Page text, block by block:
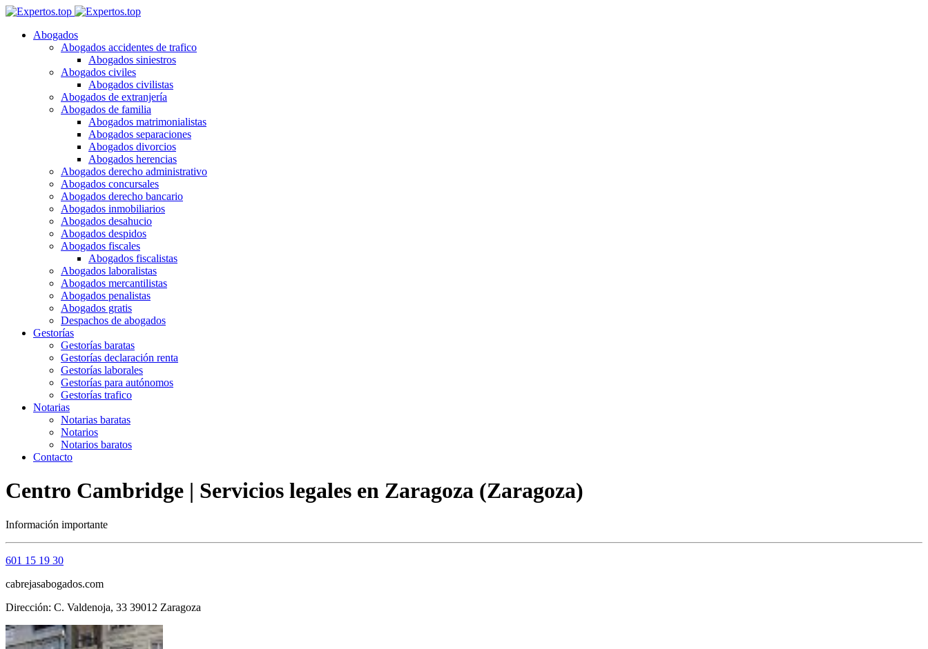
Abogados
Abogados accidentes de trafico
Abogados siniestros
Abogados civiles
Abogados civilistas
Abogados de extranjería
Abogados de familia
Abogados matrimonialistas
Abogados separaciones
Abogados divorcios
Abogados herencias
Abogados derecho administrativo
Abogados concursales
Abogados derecho bancario
Abogados inmobiliarios
Abogados desahucio
Abogados despidos
Abogados fiscales
Abogados fiscalistas
Abogados laboralistas
Abogados mercantilistas
Abogados penalistas
Abogados gratis
Despachos de abogados
Gestorías
Gestorías baratas
Gestorías declaración renta
Gestorías laborales
Gestorías para autónomos
Gestorías trafico
Notarias
Notarias baratas
Notarios
Notarios baratos
Contacto
Centro Cambridge | Servicios legales en Zaragoza (Zaragoza)
Información importante
601 15 19 30
cabrejasabogados.com
Dirección: C. Valdenoja, 33 39012 Zaragoza